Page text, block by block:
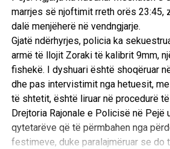
të Konkursit Letrar Kombëtar për
Kryetari i jurisë së këtij konkursi ishte
çmimin për prozën e gjatë më të
vlerësua shkrimtari Zija Çela për
dashurisë”, për poezinë Frederik
përmbledhjen “Lirika të zgjedhura”
Myrtaj me librin “Nudo zyrtare”. Libri
nga letërsia e huaj u cilësua
Erih Maria Remark, i shqipëruar nga
marrjes së njoftimit rreth orës 23:45,
dalë menjëherë në vendngjarje.
Gjatë ndërhyrjes, policia ka
armë të llojit Zoraki të kalibrit 9mm,
fishekë. I dyshuari është shoqëruar
dhe pas intervistimit nga hetuesit,
të shtetit, është liruar në procedurë
Drejtoria Rajonale e Policisë në Pejë
qytetarëve që të përmbahen nga
festimeve, duke paralajmëruar se do